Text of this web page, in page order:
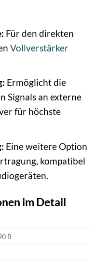
Für den direkten
Vollverstärker
Ermöglicht die
Signals an externe
für höchste
Eine weitere Option
kompatibel
im Detail
B